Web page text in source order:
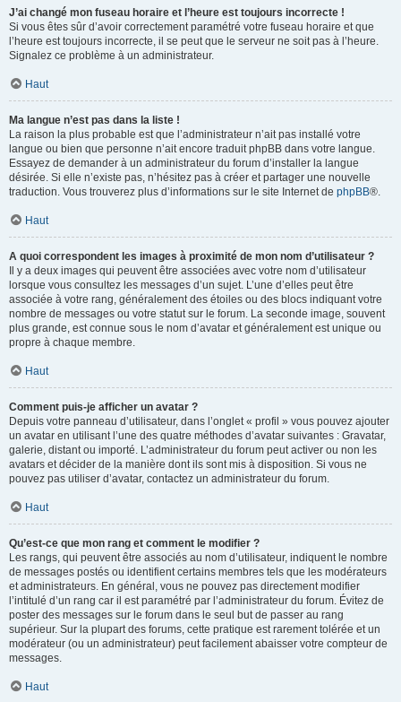
J’ai changé mon fuseau horaire et l’heure est toujours incorrecte !
Si vous êtes sûr d’avoir correctement paramétré votre fuseau horaire et que
l’heure est toujours incorrecte, il se peut que le serveur ne soit pas à l’heure.
Signalez ce problème à un administrateur.
Haut
Ma langue n’est pas dans la liste !
La raison la plus probable est que l’administrateur n’ait pas installé votre
langue ou bien que personne n’ait encore traduit phpBB dans votre langue.
Essayez de demander à un administrateur du forum d’installer la langue
désirée. Si elle n’existe pas, n’hésitez pas à créer et partager une nouvelle
traduction. Vous trouverez plus d’informations sur le site Internet de phpBB®.
Haut
A quoi correspondent les images à proximité de mon nom d’utilisateur ?
Il y a deux images qui peuvent être associées avec votre nom d’utilisateur
lorsque vous consultez les messages d’un sujet. L’une d’elles peut être
associée à votre rang, généralement des étoiles ou des blocs indiquant votre
nombre de messages ou votre statut sur le forum. La seconde image, souvent
plus grande, est connue sous le nom d’avatar et généralement est unique ou
propre à chaque membre.
Haut
Comment puis-je afficher un avatar ?
Depuis votre panneau d’utilisateur, dans l’onglet « profil » vous pouvez ajouter
un avatar en utilisant l’une des quatre méthodes d’avatar suivantes : Gravatar,
galerie, distant ou importé. L’administrateur du forum peut activer ou non les
avatars et décider de la manière dont ils sont mis à disposition. Si vous ne
pouvez pas utiliser d’avatar, contactez un administrateur du forum.
Haut
Qu’est-ce que mon rang et comment le modifier ?
Les rangs, qui peuvent être associés au nom d’utilisateur, indiquent le nombre
de messages postés ou identifient certains membres tels que les modérateurs
et administrateurs. En général, vous ne pouvez pas directement modifier
l’intitulé d’un rang car il est paramétré par l’administrateur du forum. Évitez de
poster des messages sur le forum dans le seul but de passer au rang
supérieur. Sur la plupart des forums, cette pratique est rarement tolérée et un
modérateur (ou un administrateur) peut facilement abaisser votre compteur de
messages.
Haut